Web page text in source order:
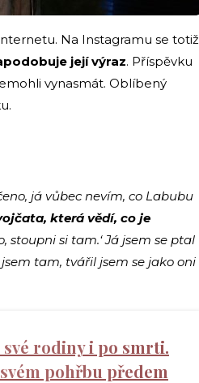
Na Instagramu se totiž
její výraz. Příspěvku
vynasmát. Oblíbený
já vůbec nevím, co Labubu
která vědí, co je
stoupni si tam.‘ Já jsem se ptal
jsem tam, tvářil jsem se jako oni
své rodiny i po smrti.
pohřbu předem